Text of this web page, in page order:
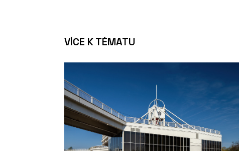
VÍCE K TÉMATU